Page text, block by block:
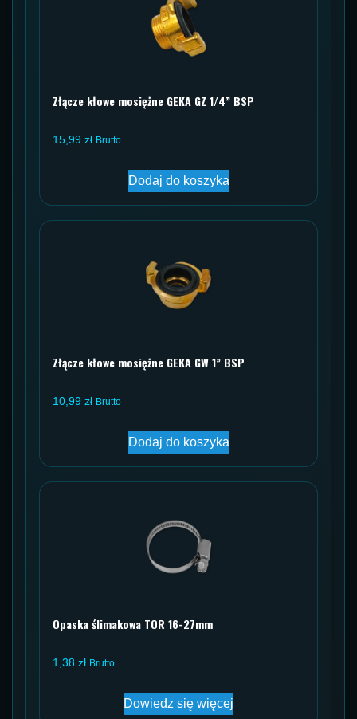
Złącze kłowe mosiężne GEKA GZ 1/4” BSP
15,99 zł Brutto
Dodaj do koszyka
Złącze kłowe mosiężne GEKA GW 1” BSP
10,99 zł Brutto
Dodaj do koszyka
Opaska ślimakowa TOR 16-27mm
1,38 zł Brutto
Dowiedz się więcej